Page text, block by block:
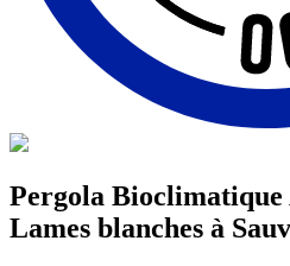
Pergola
Lames blanches à